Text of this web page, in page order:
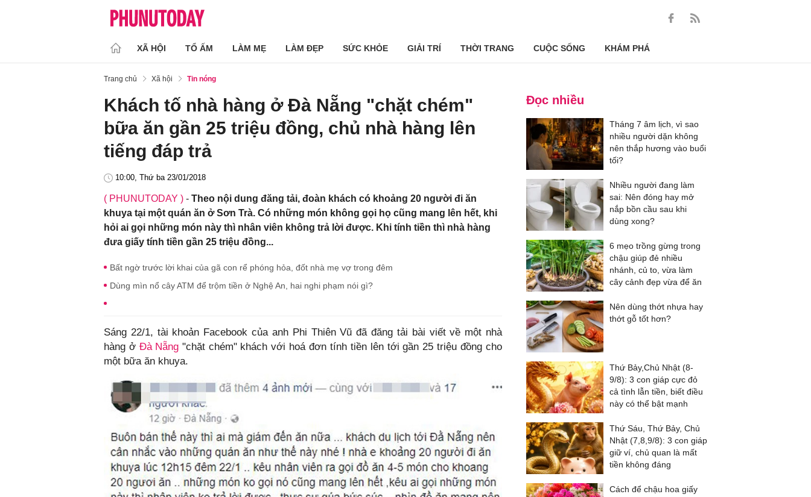
XÃ HỘI TỔ ẤM LÀM MẸ LÀM ĐẸP SỨC KHỎE GIẢI TRÍ THỜI TRANG CUỘC SỐNG KHÁM PHÁ
Trang chủ Xã hội Tin nóng
Khách tố nhà hàng ở Đà Nẵng "chặt chém"
bữa ăn gần 25 triệu đồng, chủ nhà hàng lên
tiếng đáp trả
10:00, Thứ ba 23/01/2018
( PHUNUTODAY ) - Theo nội dung đăng tải, đoàn khách có khoảng 20 người đi ăn
khuya tại một quán ăn ở Sơn Trà. Có những món không gọi họ cũng mang lên hết, khi
hỏi ai gọi những món này thì nhân viên không trả lời được. Khi tính tiền thì nhà hàng
đưa giấy tính tiền gần 25 triệu đồng...
Bất ngờ trước lời khai của gã con rể phóng hỏa, đốt nhà mẹ vợ trong đêm
Dùng mìn nổ cây ATM để trộm tiền ở Nghệ An, hai nghi phạm nói gì?
Sáng 22/1, tài khoản Facebook của anh Phi Thiên Vũ đã đăng tải bài viết về một nhà
hàng ở Đà Nẵng"chặt chém" khách với hoá đơn tính tiền lên tới gần 25 triệu đồng cho
một bữa ăn khuya.
Đọc nhiều
Tháng 7 âm lịch, vì sao
nhiều người dặn không
nên thắp hương vào buổi
tối?
Nhiều người đang làm
sai: Nên đóng hay mở
nắp bồn cầu sau khi
dùng xong?
6 mẹo trồng gừng trong
chậu giúp đẻ nhiều
nhánh, củ to, vừa làm
cây cảnh đẹp vừa để ăn
Nên dùng thớt nhựa hay
thớt gỗ tốt hơn?
Thứ Bảy,Chủ Nhật (8-
9/8): 3 con giáp cực đỏ
cả tình lẫn tiền, biết điều
này có thể bật mạnh
Thứ Sáu, Thứ Bảy, Chủ
Nhật (7,8,9/8): 3 con giáp
giữ ví, chủ quan là mất
tiền không đáng
Cách để chậu hoa giấy